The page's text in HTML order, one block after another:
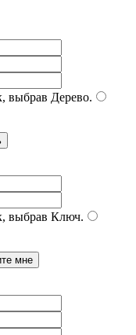
выбрав Дерево.
выбрав Ключ.